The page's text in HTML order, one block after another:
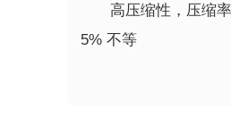
高压缩性，压缩
5% 不等